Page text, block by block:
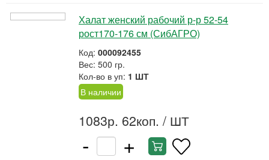
Халат женский рабочий р-р 52-54
рост170-176 см (СибАГРО)
Код: 000092455
Вес: 500 гр.
Кол-во в уп: 1 ШТ
В наличии
1083р. 62коп. / ШТ
- +